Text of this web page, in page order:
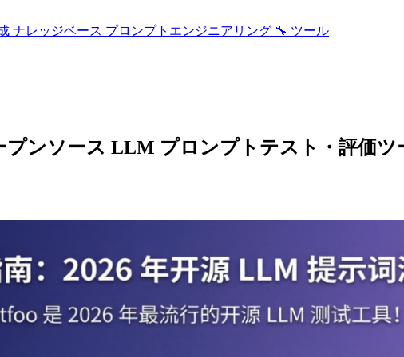
ナレッジベース プロンプトエンジニアリング 🔧 ツール
プンソース LLM プロンプトテスト・評価ツ